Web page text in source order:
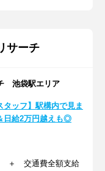
サーチ
池袋駅エリア
タッフ】駅構内で見ま
日給2万円越えも◎
＋ 交通費全額支給